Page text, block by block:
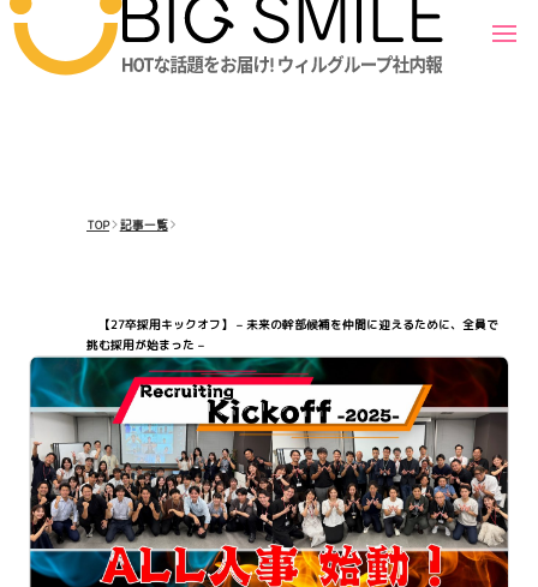
TOP 記事一覧
【27卒採用キックオフ】 – 未来の幹部候補を仲間に迎えるために、全員で
挑む採用が始まった –